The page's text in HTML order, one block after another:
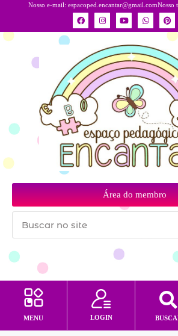
Nosso e-mail: espacoped.encantar@gmail.comNosso
Área do membro
MENU LOGIN